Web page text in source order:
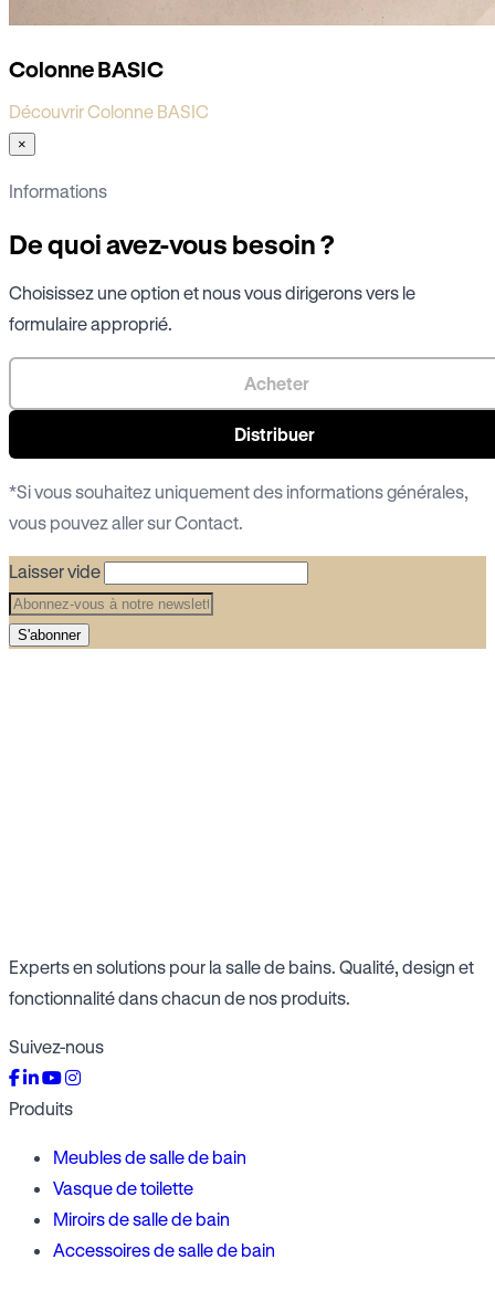
Colonne BASIC
Découvrir Colonne BASIC
×
Informations
De quoi avez-vous besoin ?
Choisissez une option et nous vous dirigerons vers le
formulaire approprié.
Acheter
Distribuer
*Si vous souhaitez uniquement des informations générales,
vous pouvez aller surContact.
Laisser vide
S'abonner
Experts en solutions pour la salle de bains. Qualité, design et
fonctionnalité dans chacun de nos produits.
Suivez-nous
Produits
Meubles de salle de bain
Vasque de toilette
Miroirs de salle de bain
Accessoires de salle de bain